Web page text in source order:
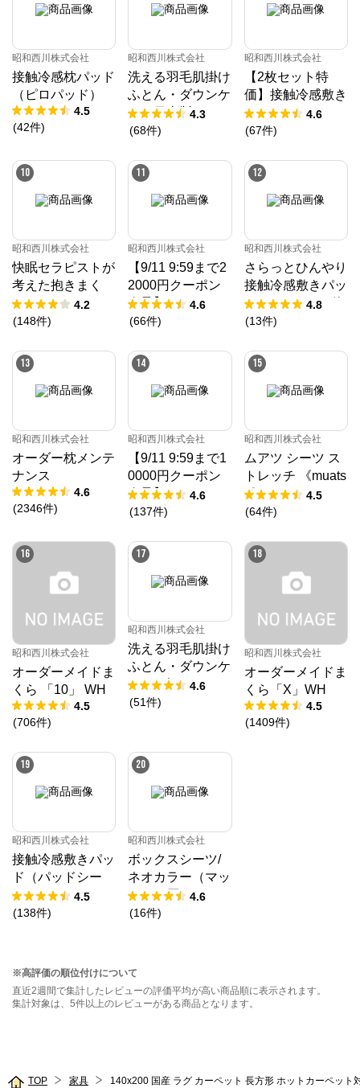
昭和西川株式会社
接触冷感枕パッド
（ピロパッド）
4.5
(42件)
昭和西川株式会社
洗える羽毛肌掛け
ふとん・ダウンケ
ット日本製ドイツ
ダックダウン9
パワー［CMD羽
毛］
4.3
(68件)
昭和西川株式会社
【2枚セット特
価】接触冷感敷き
パッド（パッドシ
ーツ）
4.6
(67件)
10
昭和西川株式会社
快眠セラピストが
考えた抱きまく
ら/EC220 4.2
(148件)
11
昭和西川株式会社
【9/11 9:59まで2
2000円クーポン
進呈】ムアツ マ
ットレス 30年ム
X《90日お試し対
象》／MuAtsu
4.6
(66件)
12
昭和西川株式会社
さらっとひんやり
接触冷感敷きパッ
ド（ツヌーガ®使
用） / Cool Liv S
4.8
(13件)
13
昭和西川株式会社
オーダー枕メンテ
ナンス
4.6
(2346件)
14
昭和西川株式会社
【9/11 9:59まで1
0000円クーポン
進呈】ムアツ マ
ットレス プロ《9
／MuAtsu
4.6
(137件)
15
昭和西川株式会社
ムアツ シーツ ス
トレッチ 《muats
u》
4.5
(64件)
16
昭和西川株式会社
オーダーメイドま
くら 「10」 WH
4.5
(706件)
17
昭和西川株式会社
洗える羽毛肌掛け
ふとん・ダウンケ
ット ダック50%
4.6
(51件)
18
昭和西川株式会社
オーダーメイドま
くら「X」WH
4.5
(1409件)
19
昭和西川株式会社
接触冷感敷きパッ
ド（パッドシー
ツ）
4.5
(138件)
20
昭和西川株式会社
ボックスシーツ/
ネオカラー（マッ
トレス厚み23㎝
まで対応）
4.6
(16件)
※高評価の順位付けについて
直近2週間で集計したレビューの評価平均が高い商品順に表示されます。
集計対象は、5件以上のレビューがある商品となります。
TOP 家具